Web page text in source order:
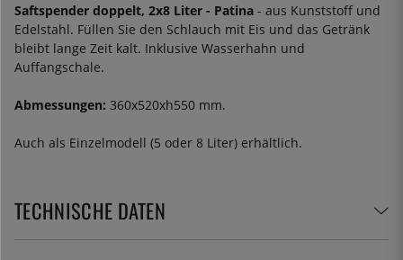
Saftspender doppelt, 2x8 Liter - Patina - aus Kunststoff und
Edelstahl. Füllen Sie den Schlauch mit Eis und das Getränk
bleibt lange Zeit kalt. Inklusive Wasserhahn und
Auffangschale.
Abmessungen: 360x520xh550 mm.
Auch als Einzelmodell (5 oder 8 Liter) erhältlich.
TECHNISCHE DATEN